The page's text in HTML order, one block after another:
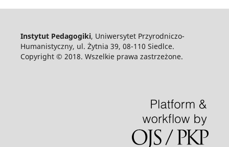
Instytut Pedagogiki, Uniwersytet Przyrodniczo-
Humanistyczny, ul. Żytnia 39, 08-110 Siedlce.
Copyright © 2018. Wszelkie prawa zastrzeżone.